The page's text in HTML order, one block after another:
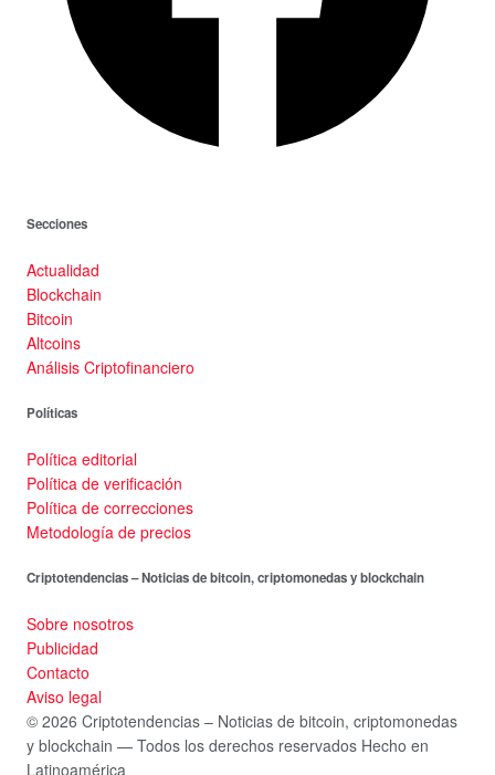
Secciones
Actualidad
Blockchain
Bitcoin
Altcoins
Análisis Criptofinanciero
Políticas
Política editorial
Política de verificación
Política de correcciones
Metodología de precios
Criptotendencias – Noticias de bitcoin, criptomonedas y blockchain
Sobre nosotros
Publicidad
Contacto
Aviso legal
© 2026 Criptotendencias – Noticias de bitcoin, criptomonedas
y blockchain — Todos los derechos reservados Hecho en
Latinoamérica